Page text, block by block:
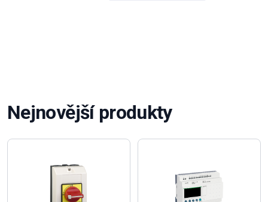
Nejnovější produkty